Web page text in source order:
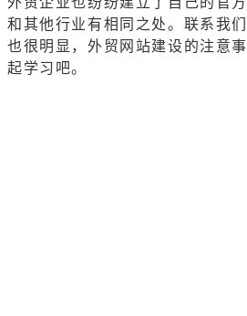
和其他行业有相同之处。联系我
也很明显，外贸网站建设的注意
起学习吧。